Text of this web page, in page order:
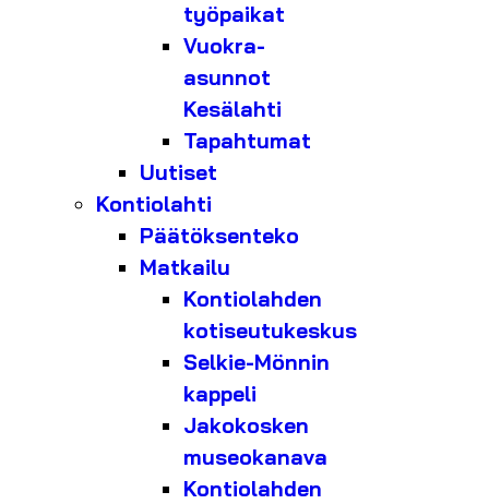
työpaikat
Vuokra-
asunnot
Kesälahti
Tapahtumat
Uutiset
Kontiolahti
Päätöksenteko
Matkailu
Kontiolahden
kotiseutukeskus
Selkie-Mönnin
kappeli
Jakokosken
museokanava
Kontiolahden